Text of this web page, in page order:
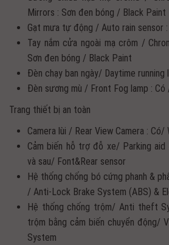
Mirrors : Sơn đen bóng / Black Paint
Gạt mưa tự động / Auto rain sensor
Tay nắm cửa ngoài mạ crôm /
Sơn đen bóng / Black Paint
Đèn chạy ban ngày/ Daytime running
Đèn sương mù / Front Fog lamp : Có
Trang thiết bị an toàn
Camera lùi / Rear View Camera : Có/
Cảm biến hỗ trợ đỗ xe/ Parking
và sau/ Font&Rear sensor
Hệ thống chống bó cứng phanh &
/ Anti-Lock Brake System (ABS) &
Hệ thống chống trộm/ Anti theft
trộm bằng cảm biến chuyển động/
System